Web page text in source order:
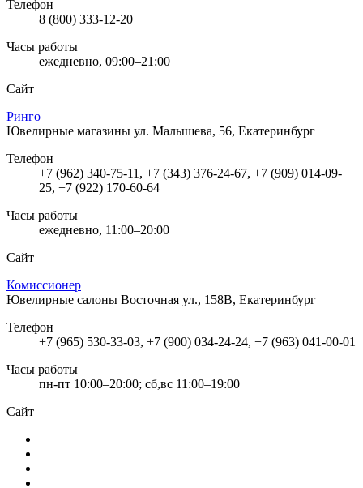
Телефон
8 (800) 333-12-20
Часы работы
ежедневно, 09:00–21:00
Сайт
Ринго
Ювелирные магазины ул. Малышева, 56, Екатеринбург
Телефон
+7 (962) 340-75-11, +7 (343) 376-24-67, +7 (909) 014-09-
25, +7 (922) 170-60-64
Часы работы
ежедневно, 11:00–20:00
Сайт
Комиссионер
Ювелирные салоны Восточная ул., 158В, Екатеринбург
Телефон
+7 (965) 530-33-03, +7 (900) 034-24-24, +7 (963) 041-00-01
Часы работы
пн-пт 10:00–20:00; сб,вс 11:00–19:00
Сайт